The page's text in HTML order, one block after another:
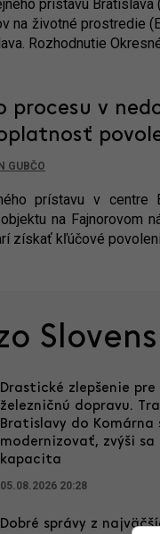
prístavu
na životné prostredie
Rozhodnutie
procesu v
GUBČO
prístavu v
na Fajnorovom
získať kľúčové
Drastické zlepšenie pre
železničnú dopravu.
Bratislavy do Komárna
modernizovať, zvýši sa
kapacita
05.08.2026 20:28
Dobré správy z